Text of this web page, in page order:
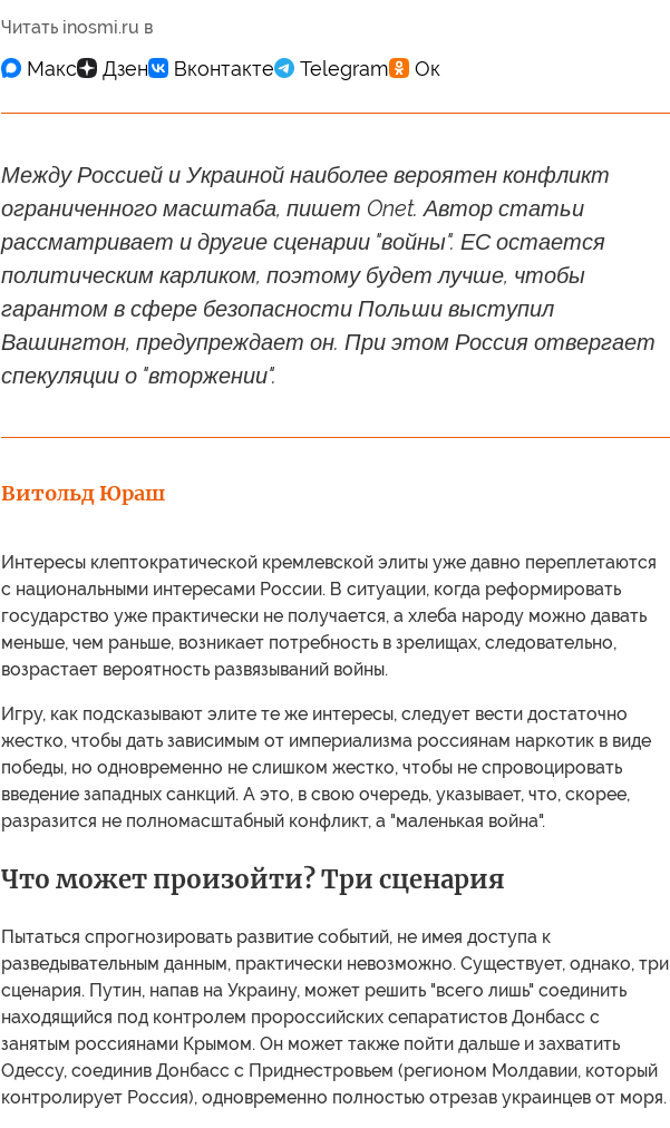
Читать inosmi.ru в
Между Россией и Украиной наиболее вероятен конфликт
ограниченного масштаба, пишет Onet. Автор статьи
рассматривает и другие сценарии "войны". ЕС остается
политическим карликом, поэтому будет лучше, чтобы
гарантом в сфере безопасности Польши выступил
Вашингтон, предупреждает он. При этом Россия отвергает
спекуляции о "вторжении".
Витольд Юраш
Интересы клептократической кремлевской элиты уже давно переплетаются
с национальными интересами России. В ситуации, когда реформировать
государство уже практически не получается, а хлеба народу можно давать
меньше, чем раньше, возникает потребность в зрелищах, следовательно,
возрастает вероятность развязываний войны.
Игру, как подсказывают элите те же интересы, следует вести достаточно
жестко, чтобы дать зависимым от империализма россиянам наркотик в виде
победы, но одновременно не слишком жестко, чтобы не спровоцировать
введение западных санкций. А это, в свою очередь, указывает, что, скорее,
разразится не полномасштабный конфликт, а "маленькая война".
Что может произойти? Три сценария
Пытаться спрогнозировать развитие событий, не имея доступа к
разведывательным данным, практически невозможно. Существует, однако, три
сценария. Путин, напав на Украину, может решить "всего лишь" соединить
находящийся под контролем пророссийских сепаратистов Донбасс с
занятым россиянами Крымом. Он может также пойти дальше и захватить
Одессу, соединив Донбасс с Приднестровьем (регионом Молдавии, который
контролирует Россия), одновременно полностью отрезав украинцев от моря.